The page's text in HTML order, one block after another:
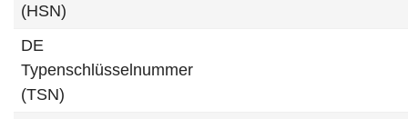
(HSN)
DE
Typenschlüsselnummer
(TSN)